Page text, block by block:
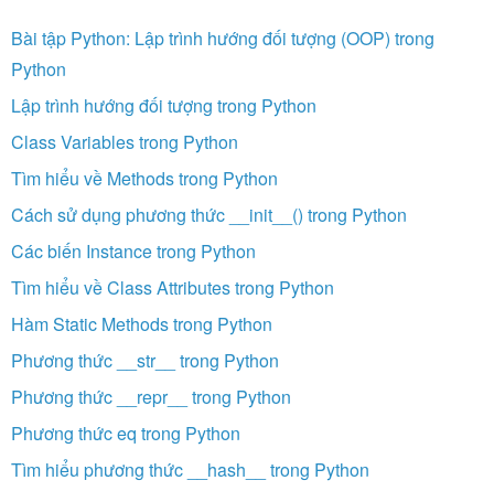
Bài tập Python: Lập trình hướng đối tượng (OOP) trong
Python
Lập trình hướng đối tượng trong Python
Class Variables trong Python
Tìm hiểu về Methods trong Python
Cách sử dụng phương thức __init__() trong Python
Các biến Instance trong Python
Tìm hiểu về Class Attributes trong Python
Hàm Static Methods trong Python
Phương thức __str__ trong Python
Phương thức __repr__ trong Python
Phương thức eq trong Python
Tìm hiểu phương thức __hash__ trong Python